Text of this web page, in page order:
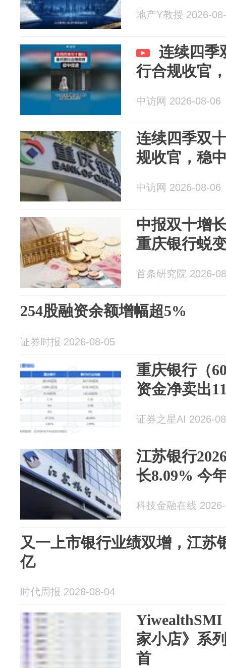
地产Y教授 2026-
连续四季
行合规收官
中访网 2026-08-06
连续四季双
规收官，稳
中访网 2026-08-06
中报双十增
重庆银行蜕
首条研究院 2026-
254股融资余额增幅超5%
证券时报 2026-08-05
重庆银行（
资金净卖出
证券之星AI 2026-
江苏银行
长8.09% 今
科技金融在线
又一上市银行业绩双增，江苏
亿
时代周报 2026-08-04
YiwealthSMI
家小店》系
首